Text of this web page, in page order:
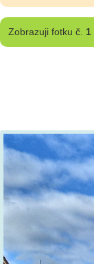
Zobrazujifotku č. 1